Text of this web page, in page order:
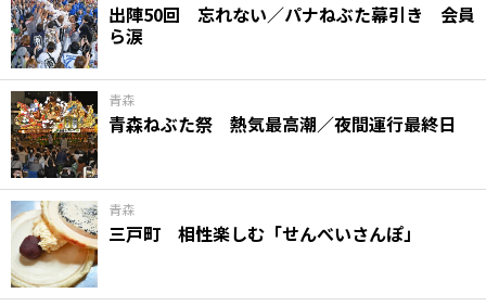
出陣50回 忘れない／パナねぶた幕引き 会員
ら涙
青森
青森ねぶた祭 熱気最高潮／夜間運行最終日
青森
三戸町 相性楽しむ「せんべいさんぽ」
味わう一覧
麺類
ご当地グルメ
酒
スイーツ
癒す一覧
温泉
自然
宿泊
青森県
岩手県
秋田県